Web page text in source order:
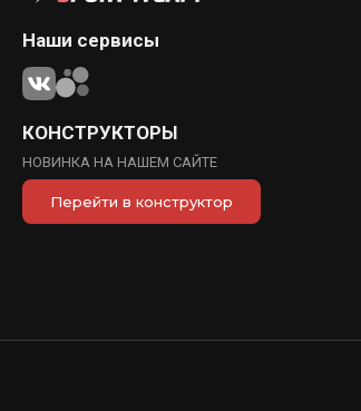
Наши сервисы
КОНСТРУКТОРЫ
НОВИНКА НА НАШЕМ САЙТЕ
Перейти в конструктор